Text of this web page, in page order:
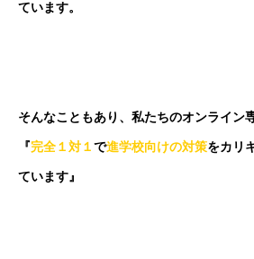
ています。
そんなこともあり、私たちのオンライン
『完全１対１ で進学校向けの対策をカリ
ています』